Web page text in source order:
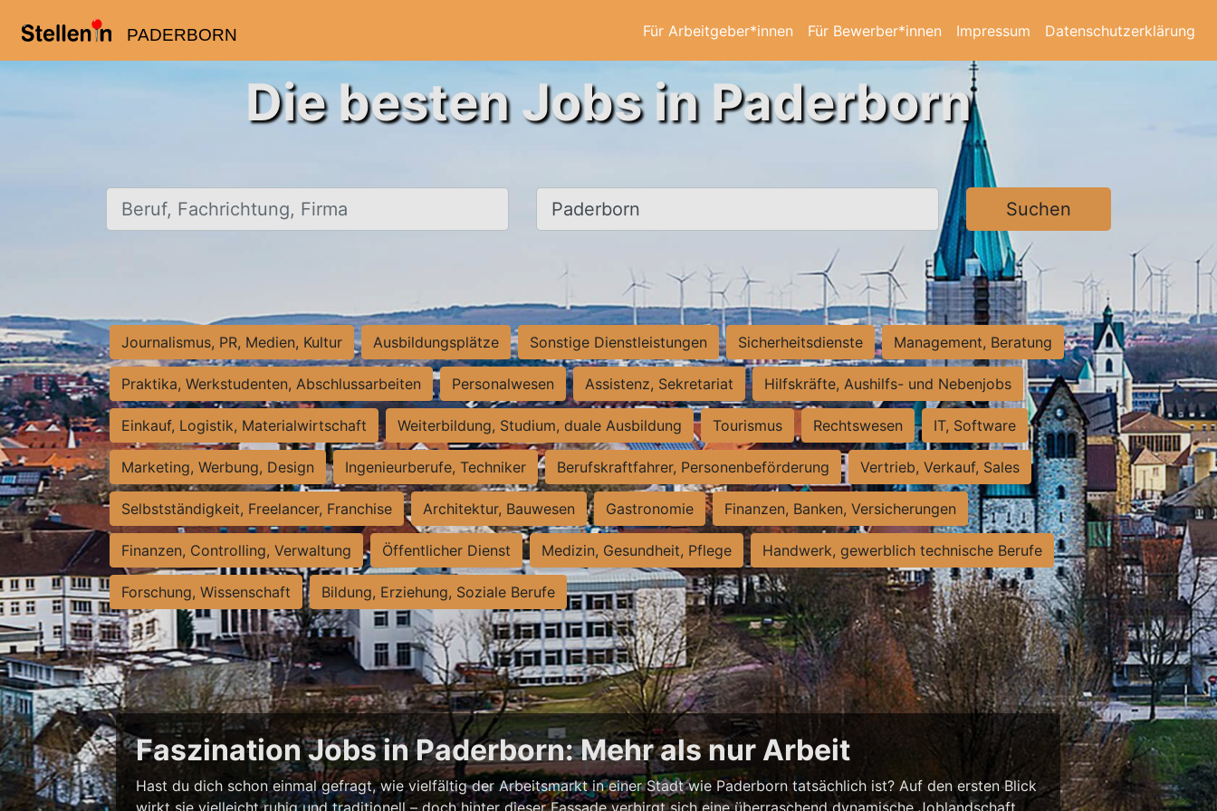
PADERBORN Für Arbeitgeber*innen Für Bewerber*innen Impressum Datenschutzerklärung
Die besten Jobs in Paderborn
Beruf, Fachrichtung, Firma Ort, Stadt Suchen
Journalismus, PR, Medien, Kultur Ausbildungsplätze Sonstige Dienstleistungen Sicherheitsdienste Management, Beratung
Praktika, Werkstudenten, Abschlussarbeiten Personalwesen Assistenz, Sekretariat Hilfskräfte, Aushilfs- und Nebenjobs
Einkauf, Logistik, Materialwirtschaft Weiterbildung, Studium, duale Ausbildung Tourismus Rechtswesen IT, Software
Marketing, Werbung, Design Ingenieurberufe, Techniker Berufskraftfahrer, Personenbeförderung Vertrieb, Verkauf, Sales
Selbstständigkeit, Freelancer, Franchise Architektur, Bauwesen Gastronomie Finanzen, Banken, Versicherungen
Finanzen, Controlling, Verwaltung Öffentlicher Dienst Medizin, Gesundheit, Pflege Handwerk, gewerblich technische Berufe
Forschung, Wissenschaft Bildung, Erziehung, Soziale Berufe
Faszination Jobs in Paderborn: Mehr als nur Arbeit
Hast du dich schon einmal gefragt, wie vielfältig der Arbeitsmarkt in einer Stadt wie Paderborn tatsächlich ist? Auf den ersten Blick